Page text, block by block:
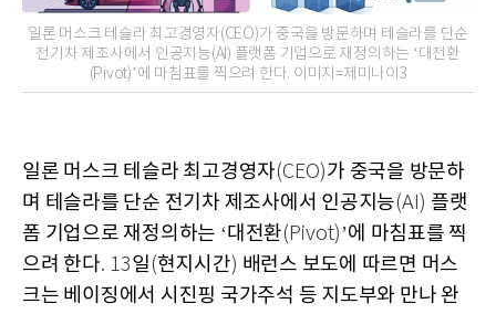
일론 머스크 테슬라 최고경영자(CEO)가 중국을 방문하며 테슬라를 단순
전기차 제조사에서 인공지능(AI) 플랫폼 기업으로 재정의하는 ‘대전환
(Pivot)’에 마침표를 찍으려 한다. 이미지=제미나이3
일론 머스크 테슬라 최고경영자(CEO)가 중국을 방문하
며 테슬라를 단순 전기차 제조사에서 인공지능(AI) 플랫
폼 기업으로 재정의하는 ‘대전환(Pivot)’에 마침표를 찍
으려 한다. 13일 (현지시간) 배런스 보도에 따르면 머스
크는 베이징에서 시진핑 국가주석 등 지도부와 만나 완